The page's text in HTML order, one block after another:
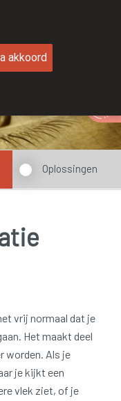
Oplossingen
vrij normaal dat je
Het maakt deel
worden. Als je
je kijkt een
vlek ziet, of je
akkoord